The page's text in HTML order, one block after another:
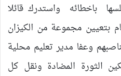
باخطائه واستدرك قائلا
بتعيين مجموعة من الكيزان
وعفا مدير تعليم محلية
الثورة المضادة ونقل كل